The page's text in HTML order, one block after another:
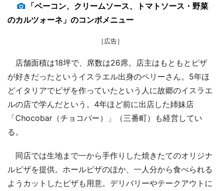
「ベーコン、クリームソース、トマトソース・野菜
のカルツォーネ」のコンボメニュー
［広告］
店舗面積は18坪で、席数は26席。店主はもともとピザ
が好きだったというイスラエル出身のペリーさん。5年ほ
どイタリアでピザを作っていたという人に故郷のイスラエ
ルの店で学んだという。4年ほど前に出店した姉妹店
「Chocobar（チョコバー）」（三番町）も経営してい
る。
同店では生地まで一から手作りした焼きたてのオリジナ
ルピザを提供。ホールピザのほか、一人分から食べられる
ようカットしたピザも用意。デリバリーやテークアウトに